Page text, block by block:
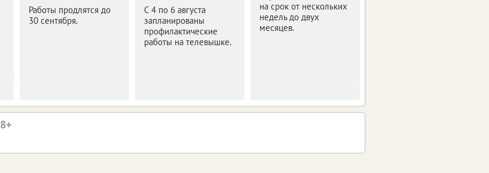
Работы продлятся до
30 сентября.
С 4 по 6 августа
запланированы
профилактические
работы на телевышке.
на срок от нескольких
недель до двух
месяцев.